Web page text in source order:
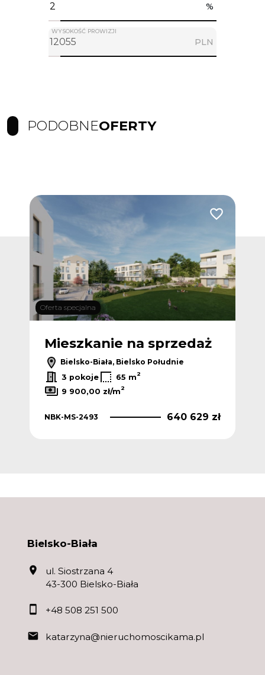
%
WYSOKOŚĆ PROWIZJI
PLN
PODOBNEOFERTY
Oferta specjalna
Dodaj do
Mieszkanie na sprzedaż
Bielsko-Biała, Bielsko Południe
3 pokoje
65 m2
9 900,00 zł/m2
NBK-MS-2493 640 629 zł
Bielsko-Biała
ul. Siostrzana 4
43-300 Bielsko-Biała
+48 508 251 500
katarzyna@nieruchomoscikama.pl